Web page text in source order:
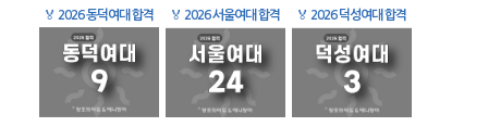
🏅 2026 동덕여대 합격 🏅 2026 서울여대 합격 🏅 2026 덕성여대 합격